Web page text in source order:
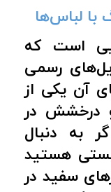
لباس‌ها
است که
رسمی
آن یکی از
درخشش در
به دنبال
هستید
سفید در